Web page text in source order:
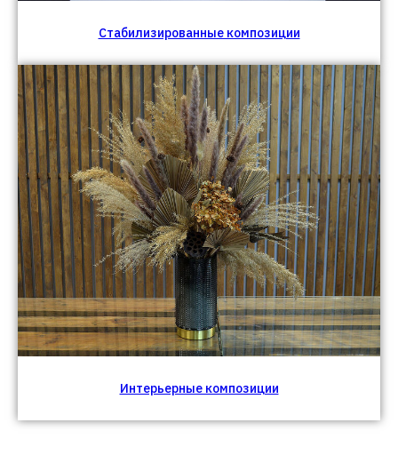
Стабилизированные композиции
Интерьерные композиции